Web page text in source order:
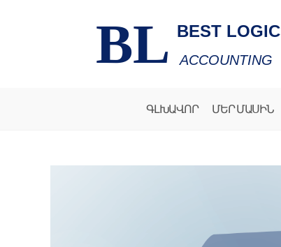
BL BEST LOGIC
ACCOUNTING
ԳԼԽԱՎՈՐ ՄԵՐ ՄԱՍԻՆ